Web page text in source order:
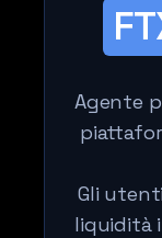
Agente
Gli
liquidità